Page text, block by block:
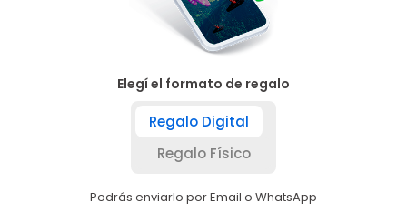
Elegí el formato de regalo
Regalo Digital
Regalo Físico
Podrás enviarlo por Email o WhatsApp